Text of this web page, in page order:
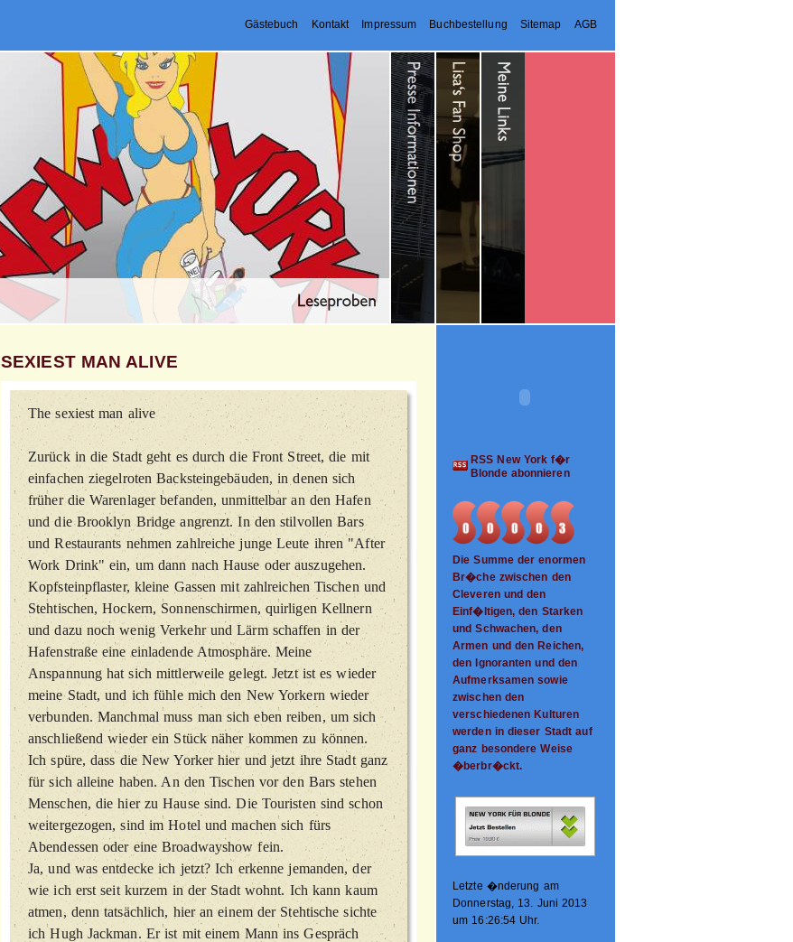
Gästebuch Kontakt Impressum Buchbestellung Sitemap AGB
SEXIEST MAN ALIVE
The sexiest man alive
Zurück in die Stadt geht es durch die Front Street, die mit
einfachen ziegelroten Backsteingebäuden, in denen sich
früher die Warenlager befanden, unmittelbar an den Hafen
und die Brooklyn Bridge angrenzt. In den stilvollen Bars
und Restaurants nehmen zahlreiche junge Leute ihren "After
Work Drink" ein, um dann nach Hause oder auszugehen.
Kopfsteinpflaster, kleine Gassen mit zahlreichen Tischen und
Stehtischen, Hockern, Sonnenschirmen, quirligen Kellnern
und dazu noch wenig Verkehr und Lärm schaffen in der
Hafenstraße eine einladende Atmosphäre. Meine
Anspannung hat sich mittlerweile gelegt. Jetzt ist es wieder
meine Stadt, und ich fühle mich den New Yorkern wieder
verbunden. Manchmal muss man sich eben reiben, um sich
anschließend wieder ein Stück näher kommen zu können.
Ich spüre, dass die New Yorker hier und jetzt ihre Stadt ganz
für sich alleine haben. An den Tischen vor den Bars stehen
Menschen, die hier zu Hause sind. Die Touristen sind schon
weitergezogen, sind im Hotel und machen sich fürs
Abendessen oder eine Broadwayshow fein.
Ja, und was entdecke ich jetzt? Ich erkenne jemanden, der
wie ich erst seit kurzem in der Stadt wohnt. Ich kann kaum
atmen, denn tatsächlich, hier an einem der Stehtische sichte
ich Hugh Jackman. Er ist mit einem Mann ins Gespräch
RSS New York f�r
Blonde abonnieren
Die Summe der enormen
Br�che zwischen den
Cleveren und den
Einf�ltigen, den Starken
und Schwachen, den
Armen und den Reichen,
den Ignoranten und den
Aufmerksamen sowie
zwischen den
verschiedenen Kulturen
werden in dieser Stadt auf
ganz besondere Weise
�berbr�ckt.
Letzte �nderung am
Donnerstag, 13. Juni 2013
um 16:26:54 Uhr.